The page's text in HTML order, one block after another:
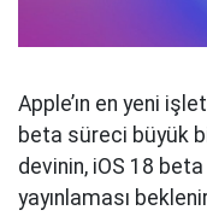
Apple’ın en yeni
beta süreci büyük
devinin, iOS 18
yayınlaması